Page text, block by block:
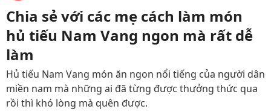
Chia sẻ với các mẹ cách làm món
hủ tiếu Nam Vang ngon mà rất dễ
làm
Hủ tiếu Nam Vang món ăn ngon nổi tiếng của người dân
miền nam mà những ai đã từng được thưởng thức qua
rồi thì khó lòng mà quên được.